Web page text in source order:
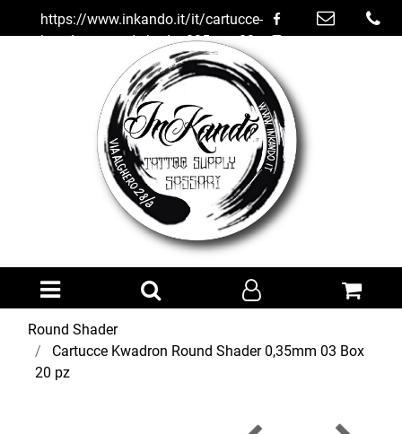
https://www.inkando.it/it/cartucce-
kwadron-round-shader-035mm-03-
Open menu
Round Shader
Cartucce Kwadron Round Shader 0,35mm 03 Box
20 pz